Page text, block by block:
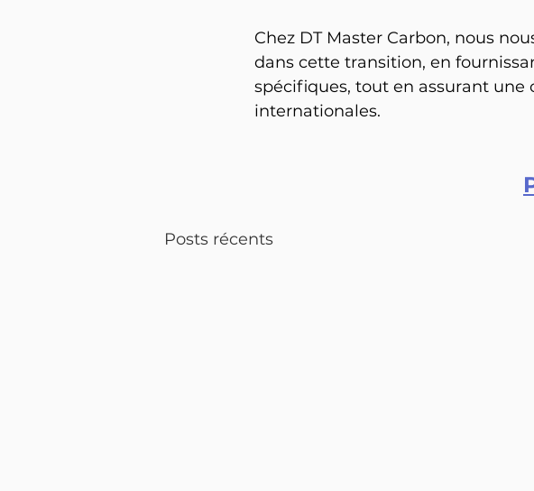
Chez DT Master Carbon, nous
dans cette transition, en
spécifiques, tout en assurant
internationales.
Posts récents